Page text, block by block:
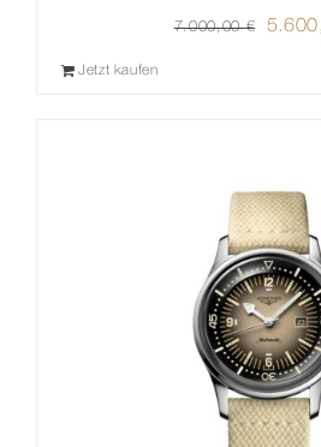
7.000,00€
Jetzt kaufen